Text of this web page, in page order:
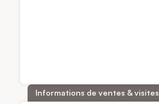
Informations de ventes & visites